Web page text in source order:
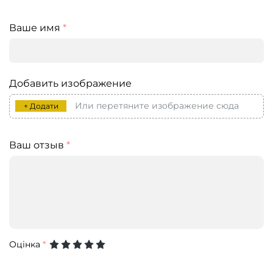
Ваше имя *
Добавить изображение
+ Додати Или перетяните изображение сюда
Ваш отзыв *
Оцінка *